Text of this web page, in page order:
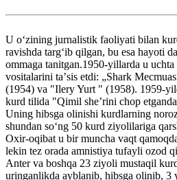
U oʻzining jurnalistik faoliyati bilan
ravishda targʻib qilgan, bu esa hayoti
ommaga tanitgan.1950-yillarda u
vositalarini taʼsis etdi: „Shark
(1954) va "Ilery Yurt " (1958). 1959-
kurd tilida "Qimil sheʼrini chop
Uning hibsga olinishi kurdlarning
shundan soʻng 50 kurd ziyolilariga
Oxir-oqibat u bir muncha vaqt
lekin tez orada amnistiya tufayli ozod
Anter va boshqa 23 ziyoli mustaqil
uringanlikda ayblanib, hibsga olinib, 3